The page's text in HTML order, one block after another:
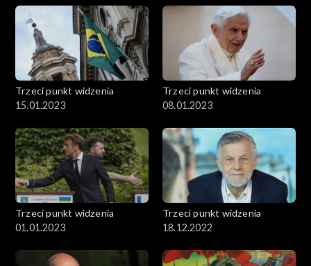
Trzeci punkt widzenia
15.01.2023
Trzeci punkt widzenia
08.01.2023
Trzeci punkt widzenia
01.01.2023
Trzeci punkt widzenia
18.12.2022